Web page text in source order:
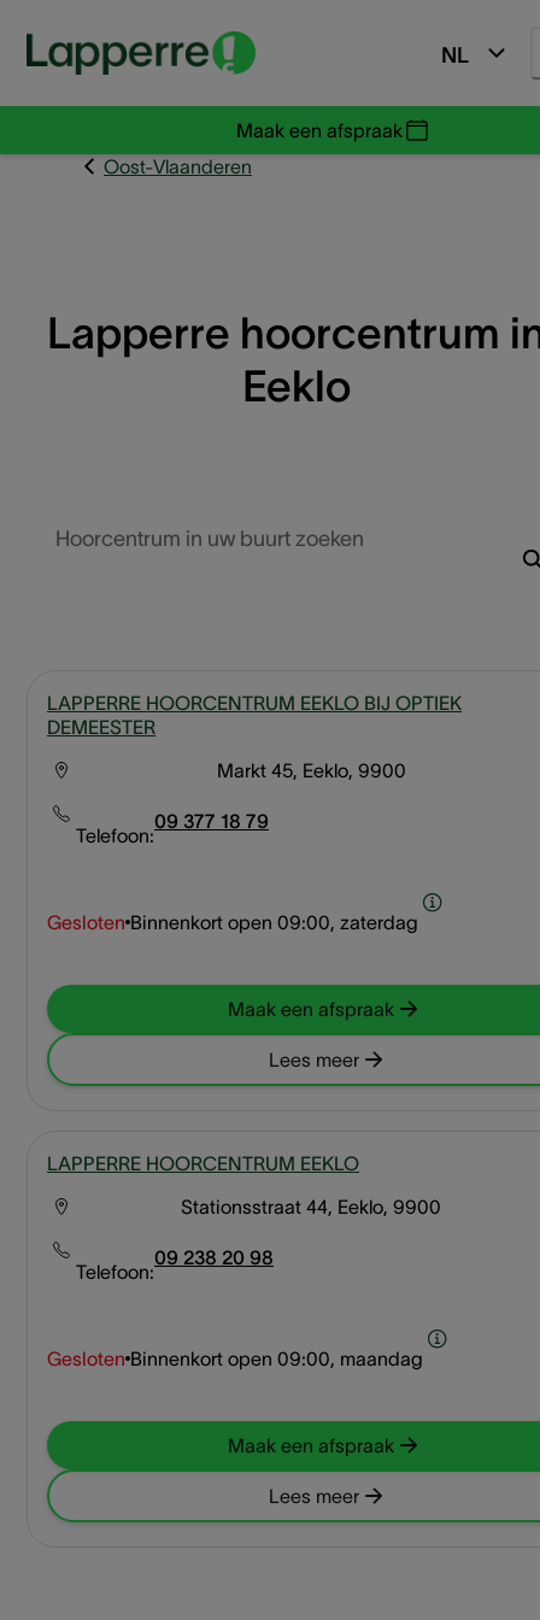
NL
Maak een afspraak
Oost-Vlaanderen
Lapperre hoorcentrum
Eeklo
Hoorcentrum in uw buurt zoeken
LAPPERRE HOORCENTRUM EEKLO BIJ OPTIEK
DEMEESTER
Markt 45, Eeklo, 9900
Telefoon:
09 377 18 79
Gesloten Binnenkort open 09:00, zaterdag
Maak een afspraak
Lees meer
LAPPERRE HOORCENTRUM EEKLO
Stationsstraat 44, Eeklo, 9900
Telefoon:
09 238 20 98
Gesloten Binnenkort open 09:00, maandag
Maak een afspraak
Lees meer